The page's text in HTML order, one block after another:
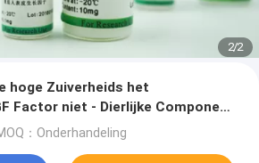
2/2
hoge Zuiverheids het
Factor niet - Dierlijke Component
：Onderhandeling